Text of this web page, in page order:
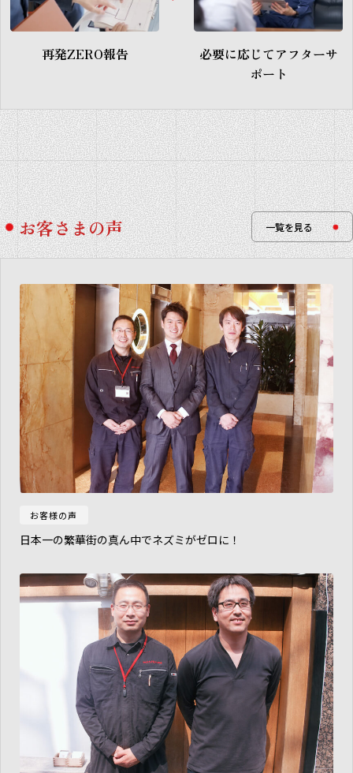
再発ZERO報告 必要に応じてアフターサ
ポート
お客さまの声 一覧を見る
お客様の声
日本一の繁華街の真ん中でネズミがゼロに！